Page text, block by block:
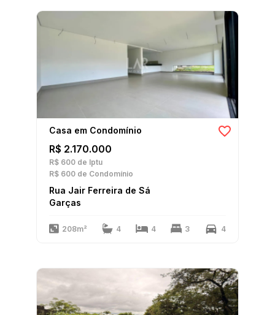
Casa em Condomínio
R$ 2.170.000
R$ 600 de Iptu
R$ 600 de Condomínio
Rua Jair Ferreira de Sá
Garças
208m² 4 4 3 4